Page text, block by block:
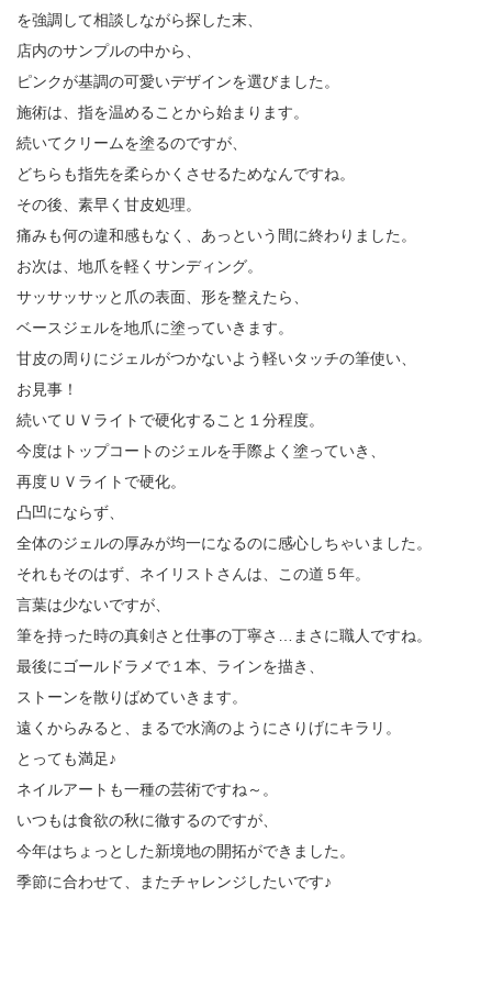
を強調して相談しながら探した末、
店内のサンプルの中から、
ピンクが基調の可愛いデザインを選びました。
施術は、指を温めることから始まります。
続いてクリームを塗るのですが、
どちらも指先を柔らかくさせるためなんですね。
その後、素早く甘皮処理。
痛みも何の違和感もなく、あっという間に終わりました。
お次は、地爪を軽くサンディング。
サッサッサッと爪の表面、形を整えたら、
ベースジェルを地爪に塗っていきます。
甘皮の周りにジェルがつかないよう軽いタッチの筆使い、
お見事！
続いてＵＶライトで硬化すること１分程度。
今度はトップコートのジェルを手際よく塗っていき、
再度ＵＶライトで硬化。
凸凹にならず、
全体のジェルの厚みが均一になるのに感心しちゃいました。
それもそのはず、ネイリストさんは、この道５年。
言葉は少ないですが、
筆を持った時の真剣さと仕事の丁寧さ…まさに職人ですね。
最後にゴールドラメで１本、ラインを描き、
ストーンを散りばめていきます。
遠くからみると、まるで水滴のようにさりげにキラリ。
とっても満足♪
ネイルアートも一種の芸術ですね～。
いつもは食欲の秋に徹するのですが、
今年はちょっとした新境地の開拓ができました。
季節に合わせて、またチャレンジしたいです♪